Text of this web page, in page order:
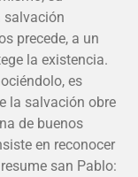
salvación
precede, a un
la existencia.
es
la salvación obre
de buenos
en reconocer
san Pablo: